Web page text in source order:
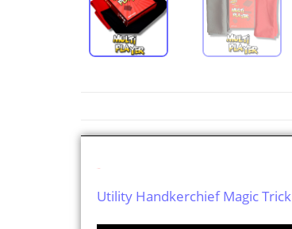
Utility Handkerchief Magic Trick